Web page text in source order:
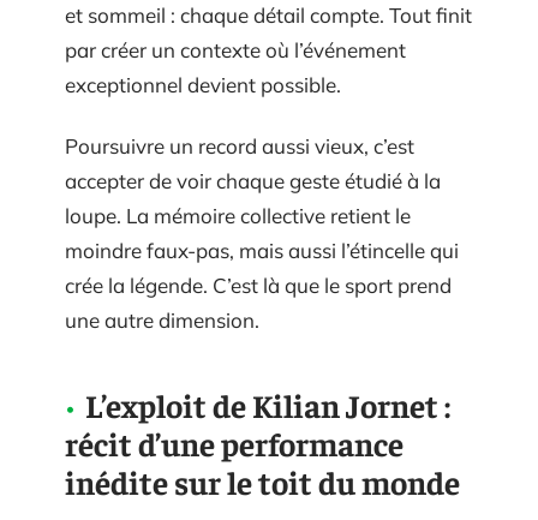
et sommeil : chaque détail compte. Tout finit
par créer un contexte où l’événement
exceptionnel devient possible.
Poursuivre un record aussi vieux, c’est
accepter de voir chaque geste étudié à la
loupe. La mémoire collective retient le
moindre faux-pas, mais aussi l’étincelle qui
crée la légende. C’est là que le sport prend
une autre dimension.
L’exploit de Kilian Jornet :
récit d’une performance
inédite sur le toit du monde